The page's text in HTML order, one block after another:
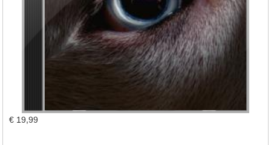
€ 19,99